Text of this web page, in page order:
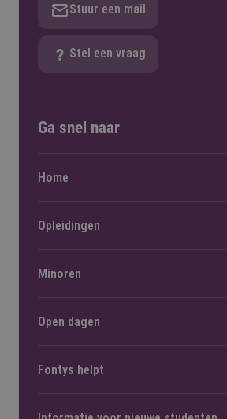
Stuur een mail
Stel een vraag
Ga snel naar
Home
Opleidingen
Minoren
Open dagen
Fontys helpt